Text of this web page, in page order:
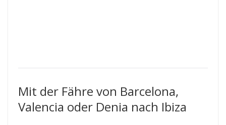
Mit der Fähre von Barcelona,
Valencia oder Denia nach Ibiza